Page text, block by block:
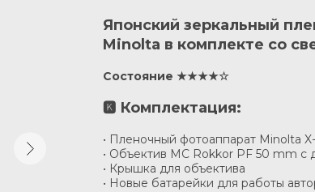
Японский зеркальный
Minolta в комплекте со
Состояние ★★★★☆
🅺 Комплектация:
• Пленочный фотоаппарат Minolta
• Объектив MC Rokkor PF 50 mm с
• Крышка для объектива
• Новые батарейки для работы